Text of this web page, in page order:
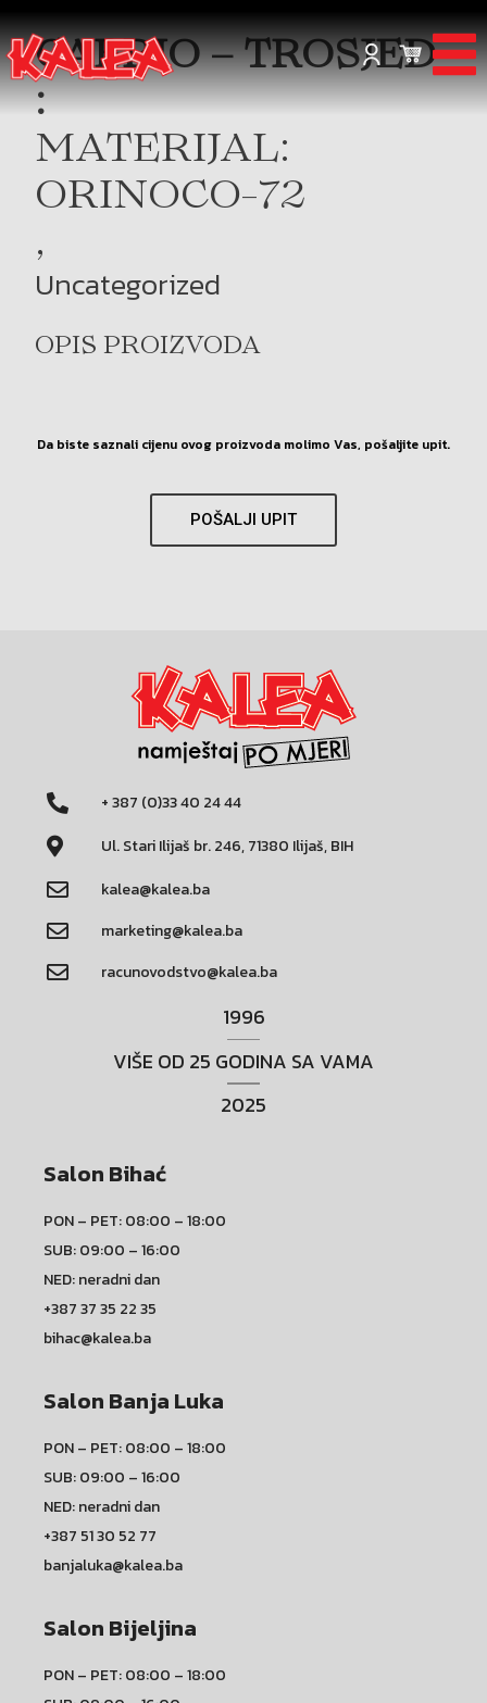
CABRIO – TROSJED
:
MATERIJAL:
ORINOCO-72
,
Uncategorized
OPIS PROIZVODA
Da biste saznali cijenu ovog proizvoda molimo Vas, pošaljite upit.
POŠALJI UPIT
+ 387 (0)33 40 24 44
Ul. Stari Ilijaš br. 246, 71380 Ilijaš, BIH
kalea@kalea.ba
marketing@kalea.ba
racunovodstvo@kalea.ba
1996
VIŠE OD 25 GODINA SA VAMA
2025
Salon Bihać
PON – PET: 08:00 – 18:00
SUB: 09:00 – 16:00
NED: neradni dan
+387 37 35 22 35
bihac@kalea.ba
Salon Banja Luka
PON – PET: 08:00 – 18:00
SUB: 09:00 – 16:00
NED: neradni dan
+387 51 30 52 77
banjaluka@kalea.ba
Salon Bijeljina
PON – PET: 08:00 – 18:00